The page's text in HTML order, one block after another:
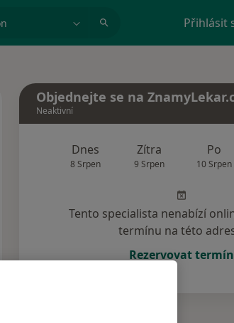
Přihlásit
Objednejte se na
Neaktivní
Dnes
8 Srpen
Zítra
9 Srpen
Po
10 Srpen
Tento specialista nenabízí
termínu na této
Rezervovat termín